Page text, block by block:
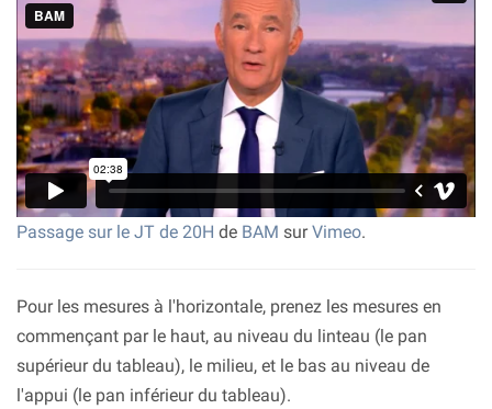
Passage sur le JT de 20H de BAM surVimeo.
Pour les mesures à l'horizontale, prenez les mesures en
commençant par le haut, au niveau du linteau (le pan
supérieur du tableau), le milieu, et le bas au niveau de
l'appui (le pan inférieur du tableau).